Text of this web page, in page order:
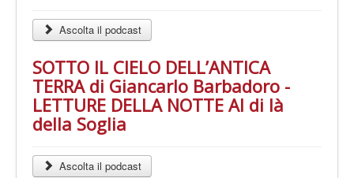
Ascolta il podcast
SOTTO IL CIELO DELL’ANTICA
TERRA di Giancarlo Barbadoro -
LETTURE DELLA NOTTE Al di là
della Soglia
Ascolta il podcast